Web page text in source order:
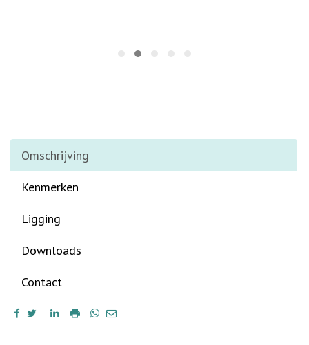
Omschrijving
Kenmerken
Ligging
Downloads
Contact